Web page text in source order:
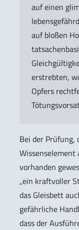
auf einen
auf bloßen
erstrebten,
Opfers
Bei der Prüfung,
Wissenselement
vorhanden
„ein kraftvoller
das Gleisbett
gefährliche
dass der